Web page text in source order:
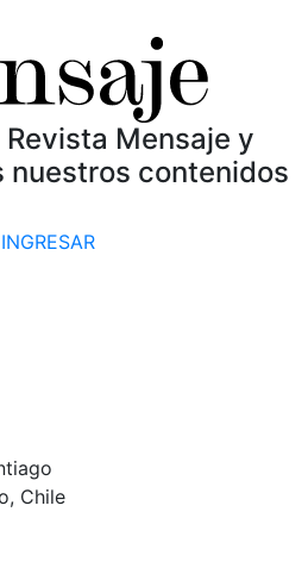
Mensaje y
nuestros contenidos
INGRESAR
Chile